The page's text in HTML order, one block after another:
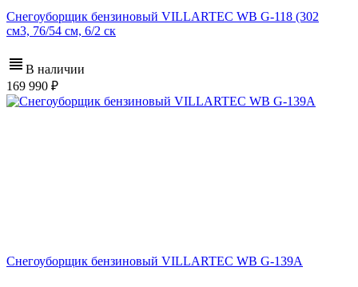
Снегоуборщик бензиновый VILLARTEC WB G-118 (302
см3, 76/54 см, 6/2 ск
В наличии
169 990
Снегоуборщик бензиновый VILLARTEC WB G-139A